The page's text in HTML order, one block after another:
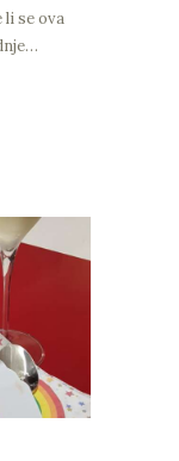
li se ova